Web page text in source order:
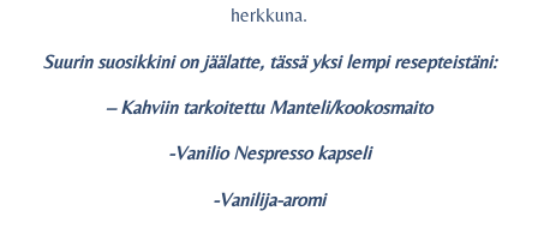
herkkuna.
Suurin suosikkini on jäälatte, tässä yksi lempi resepteistäni:
– Kahviin tarkoitettu Manteli/kookosmaito
-Vanilio Nespresso kapseli
-Vanilija-aromi